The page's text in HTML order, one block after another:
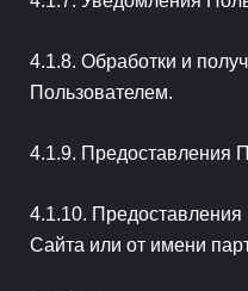
Обработки и
Пользователем.
Предоставления
Предоставления
Сайта или от имени